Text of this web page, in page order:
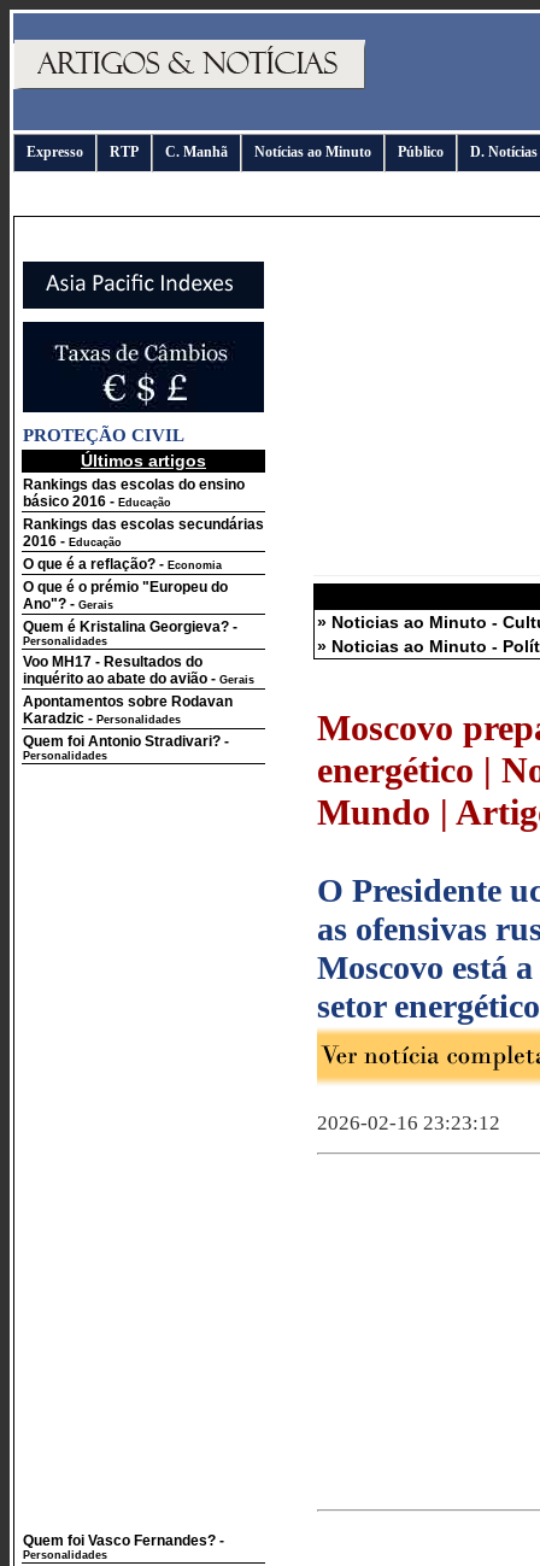
Expresso RTP C. Manhã Notícias ao Minuto Público D. Notícias
PROTEÇÃO CIVIL
Últimos artigos
Rankings das escolas do ensino
básico 2016 - Educação
Rankings das escolas secundárias
2016 - Educação
O que é a reflação? - Economia
O que é o prémio "Europeu do
Ano"? - Gerais
Quem é Kristalina Georgieva? -
Personalidades
Voo MH17 - Resultados do
inquérito ao abate do avião - Gerais
Apontamentos sobre Rodavan
Karadzic - Personalidades
Quem foi Antonio Stradivari? -
Personalidades
Quem foi Vasco Fernandes? -
Personalidades
» Noticias ao Minuto -
» Noticias ao Minuto -
Moscovo
energético |
Mundo |
O Presidente
as ofensivas
Moscovo está
setor
2026-02-16 23:23:12